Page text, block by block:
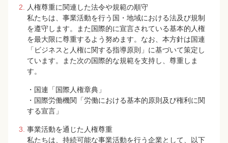
人権尊重に関連した法令や規範の順守
私たちは、事業活動を行う国・地域における法及び規制
を遵守します。また国際的に宣言されている基本的人権
を最大限に尊重するよう努めます。なお、本方針は国連
「ビジネスと人権に関する指導原則」に基づいて策定し
ています。また次の国際的な規範を支持し、尊重しま
す。
・国連「国際人権章典」
・国際労働機関「労働における基本的原則及び権利に関
する宣言」
事業活動を通じた人権尊重
私たちは、持続可能な事業活動を行う企業として、以下